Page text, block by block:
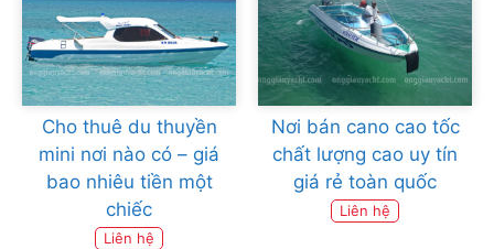
Cho thuê du thuyền
mini nơi nào có – giá
bao nhiêu tiền một
chiếc
Liên hệ
Nơi bán cano cao tốc
chất lượng cao uy tín
giá rẻ toàn quốc
Liên hệ